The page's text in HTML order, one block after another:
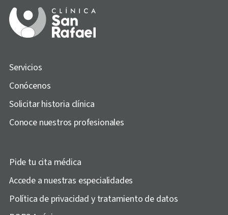
Servicios
Conócenos
Solicitar historia clínica
Conoce nuestros profesionales
Pide tu cita médica
Accede a nuestras especialidades
Política de privacidad y tratamiento de datos